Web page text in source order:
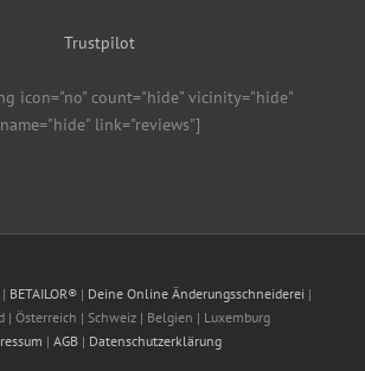
Trustpilot
icon="no" count="hide" vicinity="hide"
name="hide" link="reviews"]
BETAILOR® | Deine Online Änderungsschneiderei |
| Österreich | Schweiz | Belgien | Luxemburg
| AGB | Datenschutzerklärung